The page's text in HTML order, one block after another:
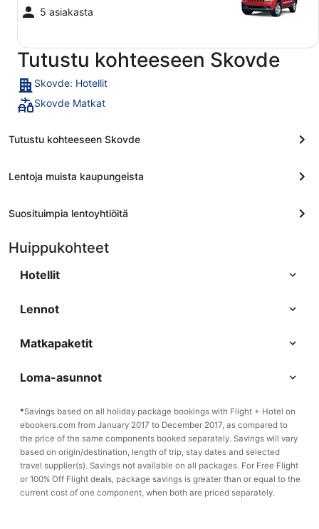
5 asiakasta
Tutustu kohteeseen Skovde
Skovde: Hotellit
Skovde Matkat
Tutustu kohteeseen Skovde
Lentoja muista kaupungeista
Suosituimpia lentoyhtiöitä
Huippukohteet
Hotellit
Lennot
Matkapaketit
Loma-asunnot
*Savings based on all holiday package bookings with Flight + Hotel on
ebookers.com from January 2017 to December 2017, as compared to
the price of the same components booked separately. Savings will vary
based on origin/destination, length of trip, stay dates and selected
travel supplier(s). Savings not available on all packages. For Free Flight
or 100% Off Flight deals, package savings is greater than or equal to the
current cost of one component, when both are priced separately.